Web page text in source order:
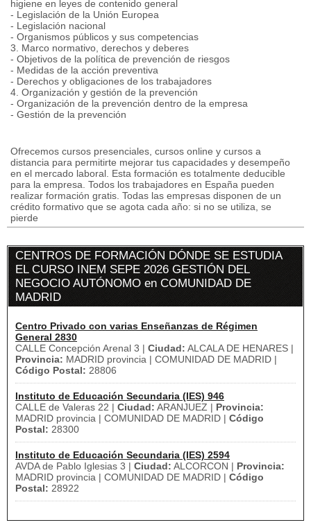
higiene en leyes de contenido general
- Legislación de la Unión Europea
- Legislación nacional
- Organismos públicos y sus competencias
3. Marco normativo, derechos y deberes
- Objetivos de la política de prevención de riesgos
- Medidas de la acción preventiva
- Derechos y obligaciones de los trabajadores
4. Organización y gestión de la prevención
- Organización de la prevención dentro de la empresa
- Gestión de la prevención
Ofrecemos cursos presenciales, cursos online y cursos a
distancia para permitirte mejorar tus capacidades y desempeño
en el mercado laboral. Esta formación es totalmente deducible
para la empresa. Todos los trabajadores en España pueden
realizar formación gratis. Todas las empresas disponen de un
crédito formativo que se agota cada año: si no se utiliza, se
pierde
CENTROS DE FORMACIÓN DÓNDE SE ESTUDIA
EL CURSO INEM SEPE 2026 GESTIÓN DEL
NEGOCIO AUTÓNOMO en COMUNIDAD DE
MADRID
Centro Privado con varias Enseñanzas de Régimen
General 2830
CALLE Concepción Arenal 3 | Ciudad: ALCALA DE HENARES |
Provincia: MADRID provincia | COMUNIDAD DE MADRID |
Código Postal: 28806
Instituto de Educación Secundaria (IES) 946
CALLE de Valeras 22 | Ciudad: ARANJUEZ | Provincia:
MADRID provincia | COMUNIDAD DE MADRID | Código
Postal: 28300
Instituto de Educación Secundaria (IES) 2594
AVDA de Pablo Iglesias 3 | Ciudad: ALCORCON | Provincia:
MADRID provincia | COMUNIDAD DE MADRID | Código
Postal: 28922